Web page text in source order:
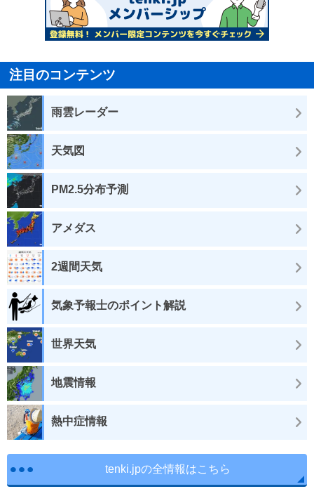
注目のコンテンツ
雨雲レーダー
天気図
PM2.5分布予測
アメダス
2週間天気
気象予報士のポイント解説
世界天気
地震情報
熱中症情報
tenki.jpの全情報はこちら